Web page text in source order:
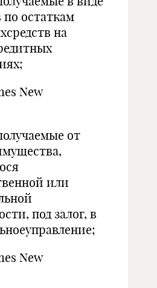
остаткам
на
New
от
или
под залог, в
New